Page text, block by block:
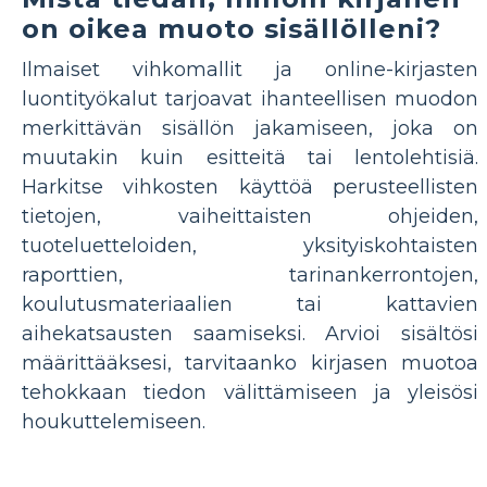
on oikea muoto sisällölleni?
Ilmaiset vihkomallit ja online-kirjasten
luontityökalut tarjoavat ihanteellisen muodon
merkittävän sisällön jakamiseen, joka on
muutakin kuin esitteitä tai lentolehtisiä.
Harkitse vihkosten käyttöä perusteellisten
tietojen, vaiheittaisten ohjeiden,
tuoteluetteloiden, yksityiskohtaisten
raporttien, tarinankerrontojen,
koulutusmateriaalien tai kattavien
aihekatsausten saamiseksi. Arvioi sisältösi
määrittääksesi, tarvitaanko kirjasen muotoa
tehokkaan tiedon välittämiseen ja yleisösi
houkuttelemiseen.